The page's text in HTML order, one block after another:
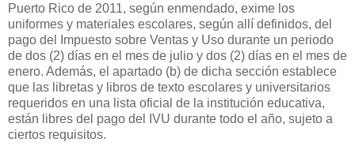
Puerto Rico de 2011, según enmendado, exime los
uniformes y materiales escolares, según allí definidos, del
pago del Impuesto sobre Ventas y Uso durante un periodo
de dos (2) días en el mes de julio y dos (2) días en el mes de
enero. Además, el apartado (b) de dicha sección establece
que las libretas y libros de texto escolares y universitarios
requeridos en una lista oficial de la institución educativa,
están libres del pago del IVU durante todo el año, sujeto a
ciertos requisitos.